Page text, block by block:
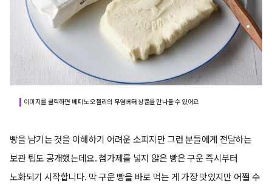
이미지를 클릭하면 베피노 오첼리의 무염버터 상품을 만나볼 수 있어요
​빵을 남기는 것을 이해하기 어려운 소피지만 그런 분들에게 전달하는
보관 팁도 공개했는데요. 첨가제를 넣지 않은 빵은 구운 즉시부터
노화되기 시작합니다. 막 구운 빵을 바로 먹는 게 가장 맛있지만 어쩔 수